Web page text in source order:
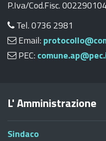
P.Iva/Cod.Fisc.
Tel. 0736 2981
Email:
PEC:
L' Amministrazione
Sindaco